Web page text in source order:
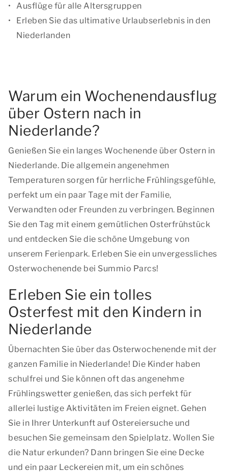
Ausflüge für alle Altersgruppen
Erleben Sie das ultimative Urlaubserlebnis in den
Niederlanden
Warum ein Wochenendausflug
über Ostern nach in
Niederlande?
Genießen Sie ein langes Wochenende über Ostern in
Niederlande. Die allgemein angenehmen
Temperaturen sorgen für herrliche Frühlingsgefühle,
perfekt um ein paar Tage mit der Familie,
Verwandten oder Freunden zu verbringen. Beginnen
Sie den Tag mit einem gemütlichen Osterfrühstück
und entdecken Sie die schöne Umgebung von
unserem Ferienpark. Erleben Sie ein unvergessliches
Osterwochenende bei Summio Parcs!
Erleben Sie ein tolles
Osterfest mit den Kindern in
Niederlande
Übernachten Sie über das Osterwochenende mit der
ganzen Familie in Niederlande! Die Kinder haben
schulfrei und Sie können oft das angenehme
Frühlingswetter genießen, das sich perfekt für
allerlei lustige Aktivitäten im Freien eignet. Gehen
Sie in Ihrer Unterkunft auf Ostereiersuche und
besuchen Sie gemeinsam den Spielplatz. Wollen Sie
die Natur erkunden? Dann bringen Sie eine Decke
und ein paar Leckereien mit, um ein schönes